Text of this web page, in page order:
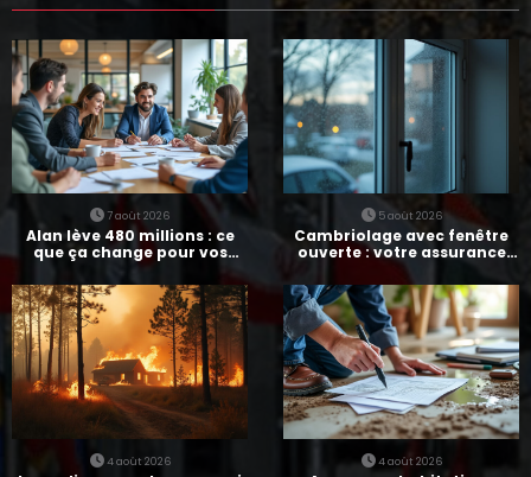
7 août 2026
Alan lève 480 millions : ce
que ça change pour vos
assurances
5 août 2026
Cambriolage avec fenêtre
ouverte : votre assurance
paie-t-elle ?
4 août 2026 4 août 2026